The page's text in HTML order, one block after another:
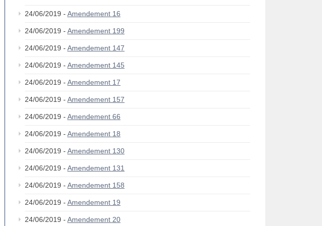
24/06/2019 - Amendement 16
24/06/2019 - Amendement 199
24/06/2019 - Amendement 147
24/06/2019 - Amendement 145
24/06/2019 - Amendement 17
24/06/2019 - Amendement 157
24/06/2019 - Amendement 66
24/06/2019 - Amendement 18
24/06/2019 - Amendement 130
24/06/2019 - Amendement 131
24/06/2019 - Amendement 158
24/06/2019 - Amendement 19
24/06/2019 - Amendement 20